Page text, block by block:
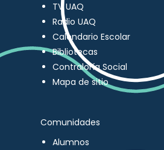
TV UAQ
Radio UAQ
Calendario Escolar
Bibliotecas
Contraloría Social
Mapa de sitio
Comunidades
Alumnos